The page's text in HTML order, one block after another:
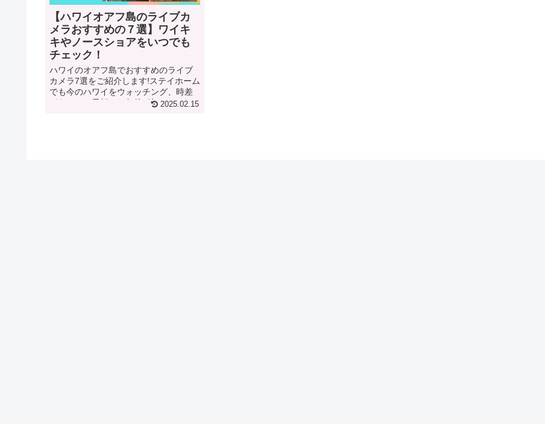
【ハワイオアフ島のライブカ
メラおすすめの７選】ワイキ
キやノースショアをいつでも
チェック！
ハワイのオアフ島でおすすめのライブ
カメラ7選をご紹介します!ステイホーム
でも今のハワイをウォッチング、時差
があるので早朝から午後3時くらいまで
2025.02.15